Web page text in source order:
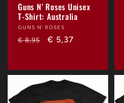
Guns N' Roses Unisex
T-Shirt: Australia
Verkoper:
GUNS N' ROSES
Normale
€ 8,95 Aanbiedingsprijs
€ 5,37